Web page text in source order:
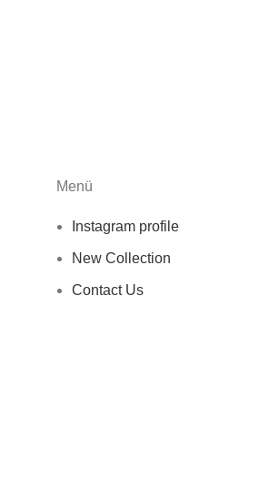
Menü
Instagram profile
New Collection
Contact Us